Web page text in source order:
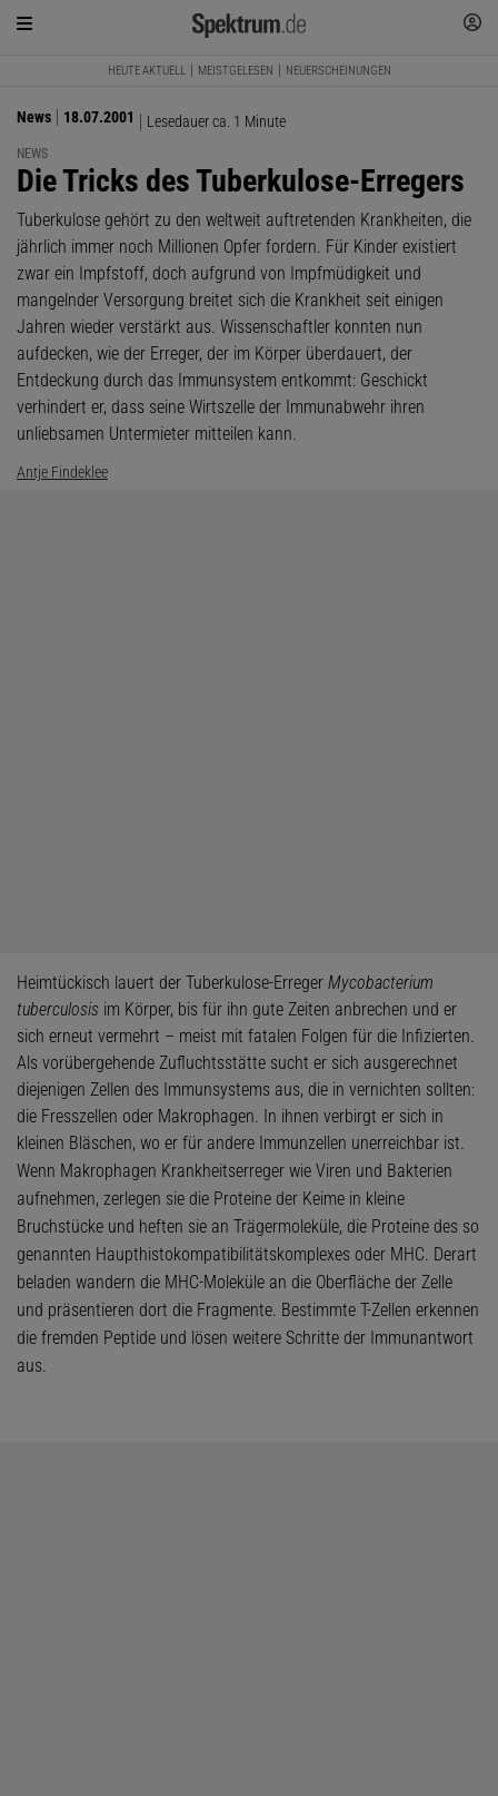
HEUTE AKTUELL MEISTGELESEN NEUERSCHEINUNGEN
News 18.07.2001 Lesedauer ca. 1 Minute
NEWS
:
Die Tricks des Tuberkulose-Erregers
Tuberkulose gehört zu den weltweit auftretenden Krankheiten, die
jährlich immer noch Millionen Opfer fordern. Für Kinder existiert
zwar ein Impfstoff, doch aufgrund von Impfmüdigkeit und
mangelnder Versorgung breitet sich die Krankheit seit einigen
Jahren wieder verstärkt aus. Wissenschaftler konnten nun
aufdecken, wie der Erreger, der im Körper überdauert, der
Entdeckung durch das Immunsystem entkommt: Geschickt
verhindert er, dass seine Wirtszelle der Immunabwehr ihren
unliebsamen Untermieter mitteilen kann.
Antje Findeklee
Heimtückisch lauert der Tuberkulose-Erreger Mycobacterium
tuberculosis im Körper, bis für ihn gute Zeiten anbrechen und er
sich erneut vermehrt – meist mit fatalen Folgen für die Infizierten.
Als vorübergehende Zufluchtsstätte sucht er sich ausgerechnet
diejenigen Zellen des Immunsystems aus, die in vernichten sollten:
die Fresszellen oder Makrophagen. In ihnen verbirgt er sich in
kleinen Bläschen, wo er für andere Immunzellen unerreichbar ist.
Wenn Makrophagen Krankheitserreger wie Viren und Bakterien
aufnehmen, zerlegen sie die Proteine der Keime in kleine
Bruchstücke und heften sie an Trägermoleküle, die Proteine des so
genannten Haupthistokompatibilitätskomplexes oder MHC. Derart
beladen wandern die MHC-Moleküle an die Oberfläche der Zelle
und präsentieren dort die Fragmente. Bestimmte T-Zellen erkennen
die fremden Peptide und lösen weitere Schritte der Immunantwort
aus.